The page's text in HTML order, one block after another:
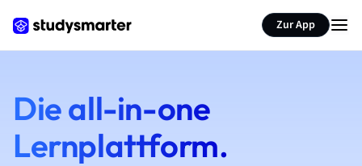
Zur App
Die all-in-one
Lernplattform.